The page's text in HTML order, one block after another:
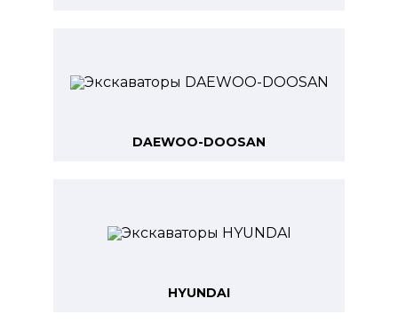
DAEWOO-DOOSAN
HYUNDAI